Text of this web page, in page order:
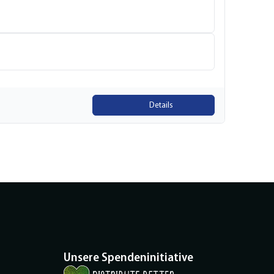
Details
Unsere Spendeninitiative